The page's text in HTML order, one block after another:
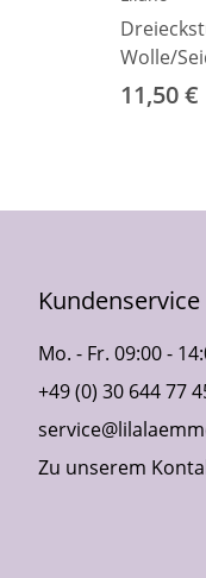
Wolle/
11,50 €
Kundenservice
Mo. - Fr. 09:00 -
+49 (0) 30 644 77
Zu unserem